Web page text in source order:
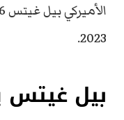
الأميركي
2023.
بيل غيتس